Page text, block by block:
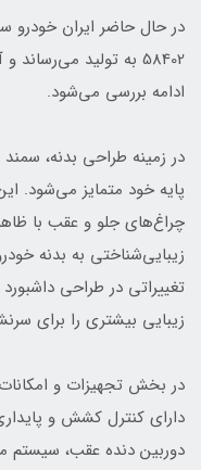
58402 به تولید
ادامه بررسی می‌شود.
در زمینه طراحی بدنه،
پایه خود متمایز می‌شود.
چراغ‌های جلو و عقب با
زیبایی‌شناختی به بدنه
تغییراتی در طراحی
زیبایی بیشتری را برای
دارای کنترل کشش و
دوربین دنده عقب، سیستم